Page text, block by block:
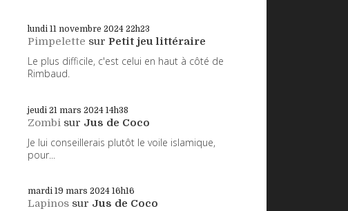
lundi 11 novembre 2024 22h23
Pimpelette sur Petit jeu littéraire
Le plus difficile, c'est celui en haut à côté de
Rimbaud.
jeudi 21 mars 2024 14h38
Zombi sur Jus de Coco
Je lui conseillerais plutôt le voile islamique,
pour...
mardi 19 mars 2024 16h16
Lapinos sur Jus de Coco